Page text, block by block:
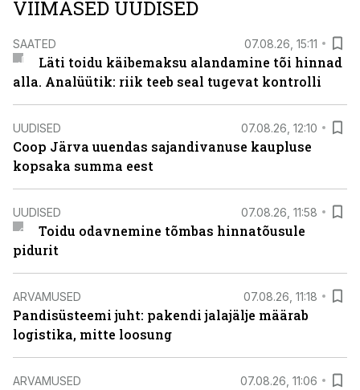
VIIMASED UUDISED
SAATED 07.08.26, 15:11
Läti toidu käibemaksu alandamine tõi hinnad
alla. Analüütik: riik teeb seal tugevat kontrolli
UUDISED 07.08.26, 12:10
Coop Järva uuendas sajandivanuse kaupluse
kopsaka summa eest
UUDISED 07.08.26, 11:58
Toidu odavnemine tõmbas hinnatõusule
pidurit
ARVAMUSED 07.08.26, 11:18
Pandisüsteemi juht: pakendi jalajälje määrab
logistika, mitte loosung
ARVAMUSED 07.08.26, 11:06